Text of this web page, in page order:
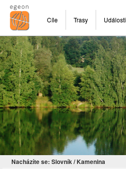
Cíle Trasy Události
Nacházíte se: Slovník/ Kamenina